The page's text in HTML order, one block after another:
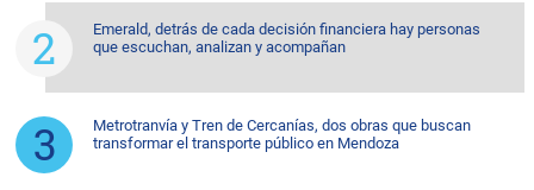
Emerald, detrás de cada decisión financiera hay personas
que escuchan, analizan y acompañan
Metrotranvía y Tren de Cercanías, dos obras que buscan
transformar el transporte público en Mendoza